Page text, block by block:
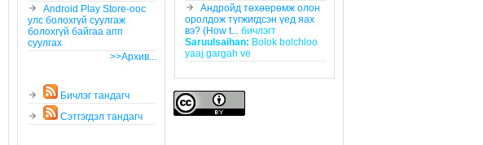
Android Play Store-оос
улс болохгүй суулгаж
болохгүй байгаа апп
суулгах
>>Архив...
Бичлэг тандагч
Сэтгэгдэл тандагч
Андройд төхөөрөмж олон
оролдож түгжигдсэн үед яах
вэ? (How t... бичлэгт
Saruulsaihan: Bolok bolchloo
yaaj gargah ve